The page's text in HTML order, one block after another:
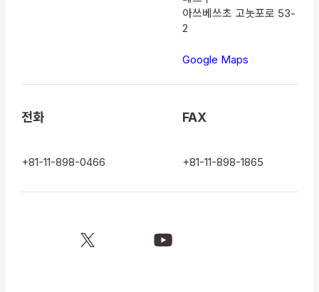
아쓰베쓰초 고놋포로 53-
2
Google Maps
전화
+81-11-898-0466
FAX
+81-11-898-1865